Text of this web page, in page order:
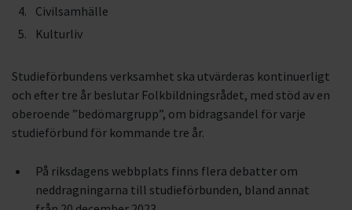
Civilsamhälle
Kulturliv
Studieförbundens verksamhet ska utvärderas kontinuerligt
och efter tre år beslutar Folkbildningsrådet, med stöd av en
oberoende ”bedömargrupp”, om bidragsandel för varje
studieförbund för kommande tre år.
På riksdagens webbplats finns flera debatter om
neddragningarna till studieförbunden, bland annat